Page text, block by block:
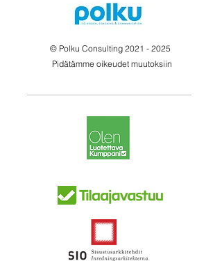
© Polku Consulting 2021 - 2025
Pidätämme oikeudet muutoksiin